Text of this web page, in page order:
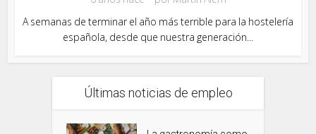
A semanas de terminar el año más terrible para la hostelería
española, desde que nuestra generación...
Últimas noticias de empleo